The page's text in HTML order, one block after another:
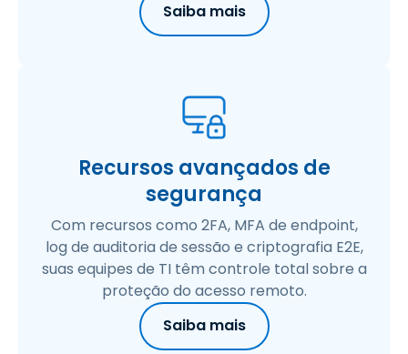
Saiba mais
Recursos avançados de
segurança
Com recursos como 2FA, MFA de endpoint,
log de auditoria de sessão e criptografia E2E,
suas equipes de TI têm controle total sobre a
proteção do acesso remoto.
Saiba mais